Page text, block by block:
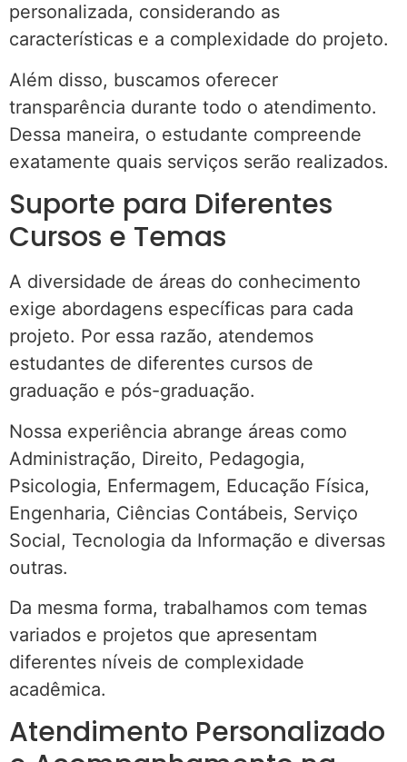
personalizada, considerando as
características e a complexidade do projeto.
Além disso, buscamos oferecer
transparência durante todo o atendimento.
Dessa maneira, o estudante compreende
exatamente quais serviços serão realizados.
Suporte para Diferentes
Cursos e Temas
A diversidade de áreas do conhecimento
exige abordagens específicas para cada
projeto. Por essa razão, atendemos
estudantes de diferentes cursos de
graduação e pós-graduação.
Nossa experiência abrange áreas como
Administração, Direito, Pedagogia,
Psicologia, Enfermagem, Educação Física,
Engenharia, Ciências Contábeis, Serviço
Social, Tecnologia da Informação e diversas
outras.
Da mesma forma, trabalhamos com temas
variados e projetos que apresentam
diferentes níveis de complexidade
acadêmica.
Atendimento Personalizado